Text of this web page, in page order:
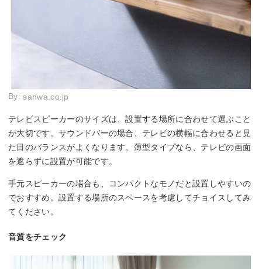
By: sanwa.co.jp
テレビスピーカーのサイズは、設置する場所に合わせて選ぶこと
が大切です。サウンドバーの場合、テレビの横幅に合わせると見
た目のバランスがよくなります。薄型タイプなら、テレビの画面
を遮らずに設置が可能です。
手元スピーカーの場合も、コンパクトなモノだと設置しやすいの
でおすすめ。設置する場所のスペースを考慮してチョイスしてみ
てください。
音質をチェック